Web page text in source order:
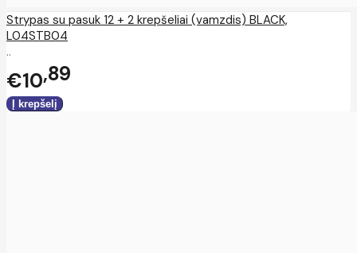
Strypas su pasuk 12 + 2 krepšeliai (vamzdis) BLACK,
L04STB04
..
€10 89